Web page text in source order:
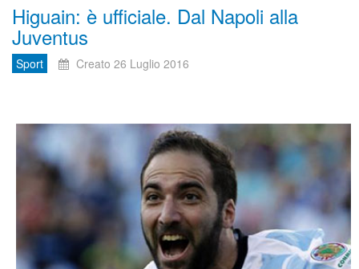
Higuain: è ufficiale. Dal Napoli alla
Juventus
Sport Creato 26 Luglio 2016